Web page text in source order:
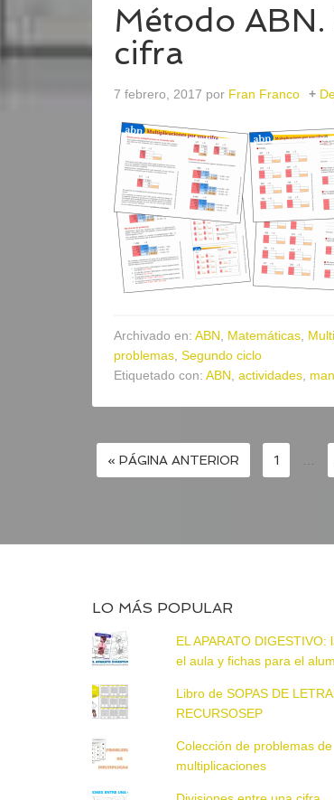
Método
cifra
7 febrero, 2017 por Fran Franco
Archivado en: ABN Matemáticas
problemas Segundo ciclo
Etiquetado con: ABN actividades
« PÁGINA ANTERIOR 1
LO MÁS POPULAR
EL APARATO DIGESTIVO:
el aula y fichas para el
Libro de SOPAS DE
RECURSOSEP
Colección de problemas de
multiplicaciones